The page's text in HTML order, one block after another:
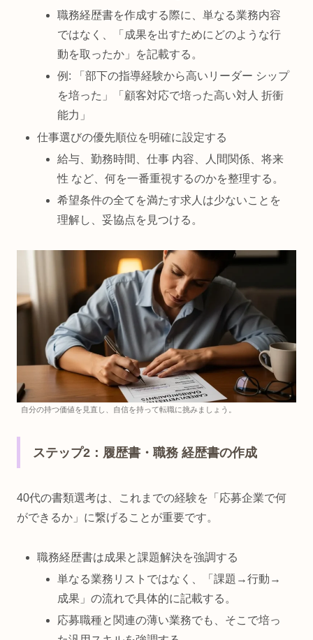
職務経歴書を作成する際に、単なる業務内容
ではなく、「成果を出すためにどのような行
動を取ったか」を記載する。
例: 「部下の指導経験から高いリーダー シップ
を培った」「顧客対応で培った高い対人 折衝
能力」
仕事選びの優先順位を明確に設定する
給与、勤務時間、仕事 内容、人間関係、将来
性 など、何を一番重視するのかを整理する。
希望条件の全てを満たす求人は少ないことを
理解し、妥協点を見つける。
自分の持つ価値を見直し、自信を持って転職に挑みましょう。
ステップ2：履歴書・職務 経歴書の作成
40代の書類選考は、これまでの経験を「応募企業で何
ができるか」に繋げることが重要です。
職務経歴書は成果と課題解決を強調する
単なる業務リストではなく、「課題→行動→
成果」の流れで具体的に記載する。
応募職種と関連の薄い業務でも、そこで培っ